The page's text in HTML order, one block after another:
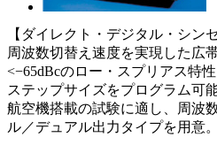
【ダイレクト・デジタル・シン
周波数切替え速度を実現した広
<−65dBcのロー・スプリアス特
ステップサイズをプログラム可
航空機搭載の試験に適し、周波
ル／デュアル出力タイプを用意。